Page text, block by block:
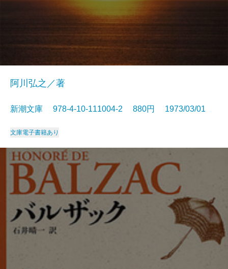
阿川弘之／著
新潮文庫 978-4-10-111004-2 880円 1973/03/01
文庫電子書籍あり